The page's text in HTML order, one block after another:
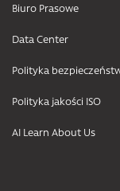
Biuro Prasowe
Data Center
Polityka
Polityka jakości ISO
AI Learn About Us